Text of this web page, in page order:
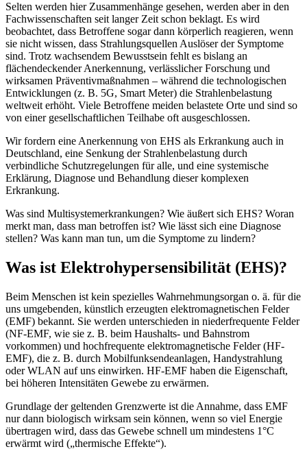
Selten werden hier Zusammenhänge gesehen, werden aber in den
Fachwissenschaften seit langer Zeit schon beklagt. Es wird
beobachtet, dass Betroffene sogar dann körperlich reagieren, wenn
sie nicht wissen, dass Strahlungsquellen Auslöser der Symptome
sind. Trotz wachsendem Bewusstsein fehlt es bislang an
flächendeckender Anerkennung, verlässlicher Forschung und
wirksamen Präventivmaßnahmen – während die technologischen
Entwicklungen (z. B. 5G, Smart Meter) die Strahlenbelastung
weltweit erhöht. Viele Betroffene meiden belastete Orte und sind so
von einer gesellschaftlichen Teilhabe oft ausgeschlossen.
Wir fordern eine Anerkennung von EHS als Erkrankung auch in
Deutschland, eine Senkung der Strahlenbelastung durch
verbindliche Schutzregelungen für alle, und eine systemische
Erklärung, Diagnose und Behandlung dieser komplexen
Erkrankung.
Was sind Multisystemerkrankungen? Wie äußert sich EHS? Woran
merkt man, dass man betroffen ist? Wie lässt sich eine Diagnose
stellen? Was kann man tun, um die Symptome zu lindern?
Was ist Elektrohypersensibilität (EHS)?
Beim Menschen ist kein spezielles Wahrnehmungsorgan o. ä. für die
uns umgebenden, künstlich erzeugten elektromagnetischen Felder
(EMF) bekannt. Sie werden unterschieden in niederfrequente Felder
(NF-EMF, wie sie z. B. beim Haushalts- und Bahnstrom
vorkommen) und hochfrequente elektromagnetische Felder (HF-
EMF), die z. B. durch Mobilfunksendeanlagen, Handystrahlung
oder WLAN auf uns einwirken. HF-EMF haben die Eigenschaft,
bei höheren Intensitäten Gewebe zu erwärmen.
Grundlage der geltenden Grenzwerte ist die Annahme, dass EMF
nur dann biologisch wirksam sein können, wenn so viel Energie
übertragen wird, dass das Gewebe schnell um mindestens 1°C
erwärmt wird („thermische Effekte“).